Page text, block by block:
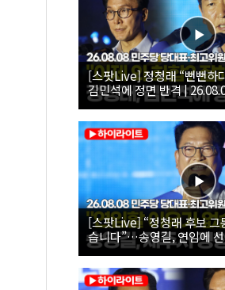
[스팟Live] 정청래 “뻔뻔하
김민석에 정면 반격 |
당대표·최고위원 후보 제주
[스팟Live] “정청래 후보 그동안 고생 많이 했
습니다”…송영길, 연임에 선 긋기 |
더불어민주당 당대표·최고
동연설회